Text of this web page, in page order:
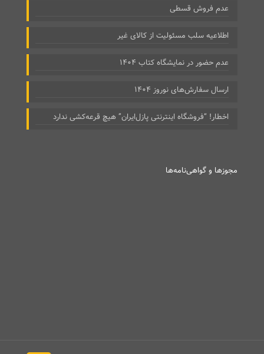
عدم فروش قسطی
اطلاعیه سلب مسئولیت از کالای غیر
عدم حضور در نمایشگاه کتاب ۱۴۰۴
ارسال سفارش‌های نوروز ۱۴۰۴
اخطار! “فروشگاه اینترنتی پازل‌ایران” هیچ قرعه‌کشی ندارد
مجوزها و گواهی‌نامه‌ها